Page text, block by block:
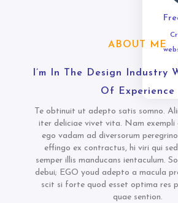
ABOUT ME
I’m In The Design Industry
Of Experience
Te obtinuit ut adepto satis somno.
iter deliciae vivet vita. Nam exempli
ego vadam ad diversorum
effingo ex contractus, hi viri qui
semper illis manducans ientaculum.
debui; EGO youd adepto a macula
scit si forte quod esset optima res
quae sention.